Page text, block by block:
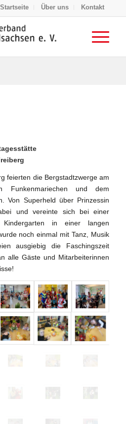
Startseite Über uns Kontakt
feierten die Bergstadtzwerge am
Funkenmariechen und dem
Von Superheld über Prinzessin
und vereinte sich bei einer
in einer langen
noch einmal mit Tanz, Musik
ausgiebig die Faschingszeit
alle Gäste und Mitarbeiterinnen